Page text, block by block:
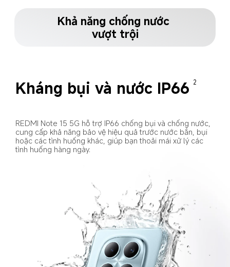
Khả năng chống nước
vượt trội
Kháng bụi và nước IP66 2
REDMI Note 15 5G hỗ trợ IP66 chống bụi và chống nước,
cung cấp khả năng bảo vệ hiệu quả trước nước bắn, bụi
hoặc các tình huống khác, giúp bạn thoải mái xử lý các
tình huống hàng ngày.